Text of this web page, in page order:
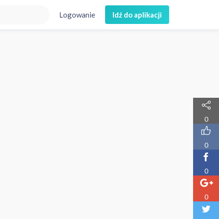
Logowanie Idź do aplikacji
0
0
0
0